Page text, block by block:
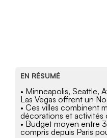
EN RÉSUMÉ
• Minneapolis, Seattle,
Las Vegas offrent un
• Ces villes combinent
décorations et activités
• Budget moyen entre
compris depuis Paris